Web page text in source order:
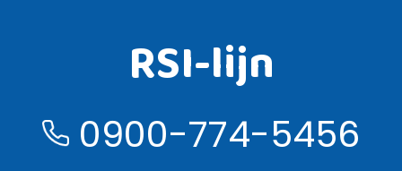
RSI-lijn
0900-774-5456